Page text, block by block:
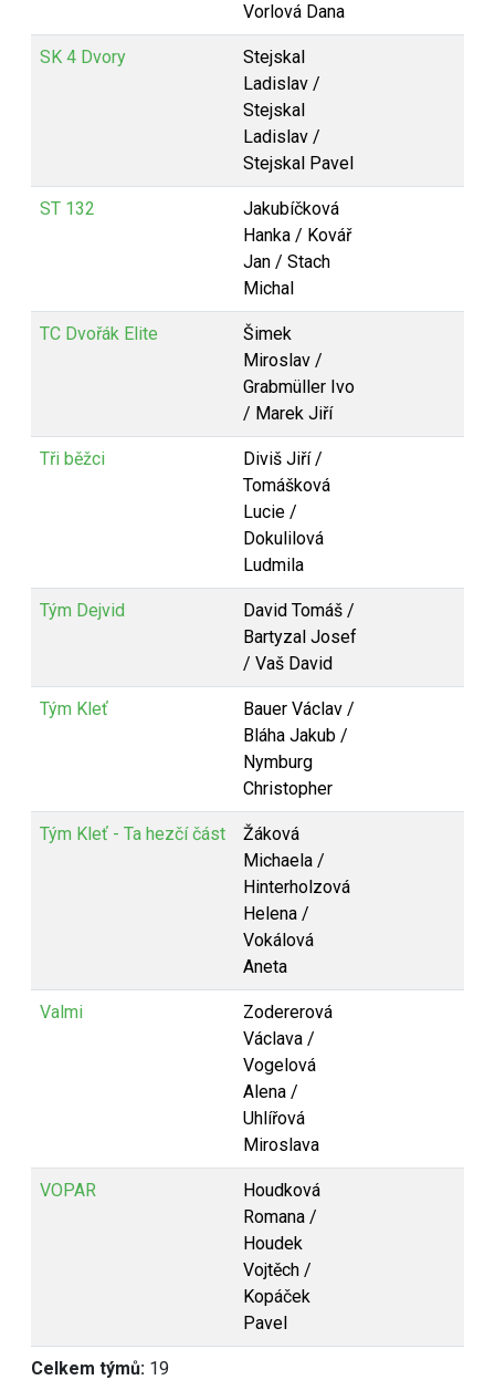
Vorlová Dana
SK 4 Dvory
Stejskal
Ladislav /
Stejskal
Ladislav /
Stejskal Pavel
ST 132
Jakubíčková
Hanka / Kovář
Jan / Stach
Michal
TC Dvořák Elite
Šimek
Miroslav /
Grabmüller Ivo
/ Marek Jiří
Tři běžci
Diviš Jiří /
Tomášková
Lucie /
Dokulilová
Ludmila
Tým Dejvid
David Tomáš /
Bartyzal Josef
/ Vaš David
Tým Kleť
Bauer Václav /
Bláha Jakub /
Nymburg
Christopher
Tým Kleť - Ta hezčí část
Žáková
Michaela /
Hinterholzová
Helena /
Vokálová
Aneta
Valmi
Zodererová
Václava /
Vogelová
Alena /
Uhlířová
Miroslava
VOPAR
Houdková
Romana /
Houdek
Vojtěch /
Kopáček
Pavel
Celkem týmů: 19